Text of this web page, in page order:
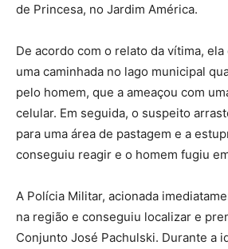
de Princesa, no Jardim América.
De acordo com o relato da vítima,
uma caminhada no lago municipal
pelo homem, que a ameaçou com
celular. Em seguida, o suspeito
para uma área de pastagem e a
conseguiu reagir e o homem fugiu
A Polícia Militar, acionada
na região e conseguiu localizar e
Conjunto José Pachulski. Durante a